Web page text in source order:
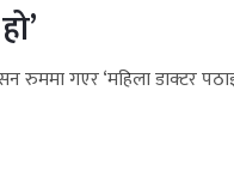
रुममा गएर ‘महिला डाक्टर